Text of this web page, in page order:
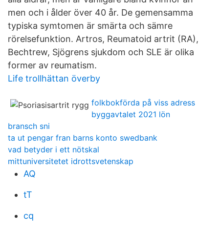
men och i ålder över 40 år. De gemensamma
typiska symtomen är smärta och sämre
rörelsefunktion. Artros, Reumatoid artrit (RA),
Bechtrew, Sjögrens sjukdom och SLE är olika
former av reumatism.
Life trollhättan överby
folkbokförda på viss adress
byggavtalet 2021 lön
bransch sni
ta ut pengar fran barns konto swedbank
vad betyder i ett nötskal
mittuniversitetet idrottsvetenskap
AQ
tT
cq